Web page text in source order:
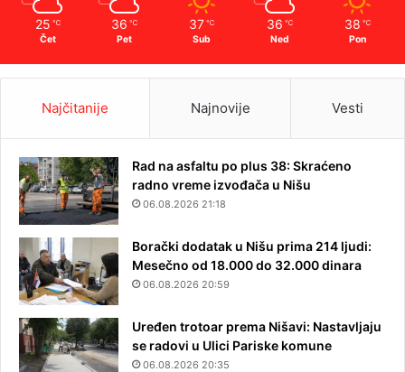
25 ℃
Čet
36 ℃
Pet
37 ℃
Sub
36 ℃
Ned
38 ℃
Pon
Najčitanije Najnovije Vesti
Rad na asfaltu po plus 38: Skraćeno
radno vreme izvođača u Nišu
06.08.2026 21:18
Borački dodatak u Nišu prima 214 ljudi:
Mesečno od 18.000 do 32.000 dinara
06.08.2026 20:59
Uređen trotoar prema Nišavi: Nastavljaju
se radovi u Ulici Pariske komune
06.08.2026 20:35